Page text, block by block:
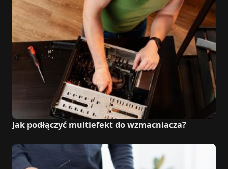
Jak podłączyć multiefekt do wzmacniacza?